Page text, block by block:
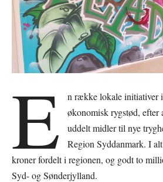
E
n række lokale initiativer
økonomisk rygstød, efter
uddelt midler til nye
Region Syddanmark. I
kroner fordelt i regionen, og godt to
Syd- og Sønderjylland.